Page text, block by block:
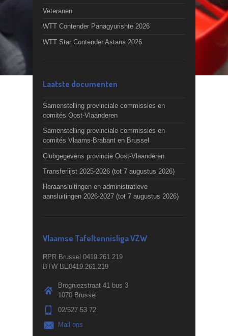
Veteranen
WTT Contender Panagyurishte 2026
WTT Star Contender Astana 2026
Laatste documenten
Samenstelling provinciale commissies en
comités Oost-Vlaanderen
Samenstelling provinciale commissies en
comités Vlaams-Brabant en Brussel
Clubgegevens provincie Oost-Vlaanderen
Transferlijst 2025-2026 (tot 7 augustus 2026)
Heraansluitingen en administratieve
aansluitingen 2026-2027 (tot 7 augustus 2026)
Vlaamse Tafeltennisliga VZW
RPR Brussel 0419.261.219
BTW BE0419.261.219
Brogniezstraat 41 bus 3
1070 Brussel
02/527 53 72
Mail ons